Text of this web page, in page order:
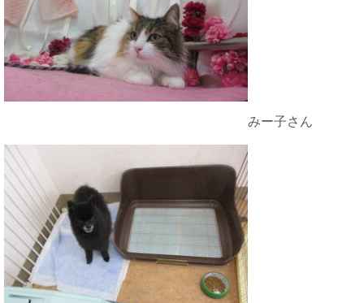
みー子さん